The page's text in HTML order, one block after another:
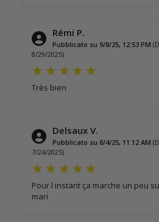
Rémi P.
Pubblicato su 9/8/25, 12:53 PM
8/29/2025)
Très bien
Delsaux V.
Pubblicato su 8/4/25, 11:12 AM
7/24/2025)
Pour l instant ça marche un peu
mari